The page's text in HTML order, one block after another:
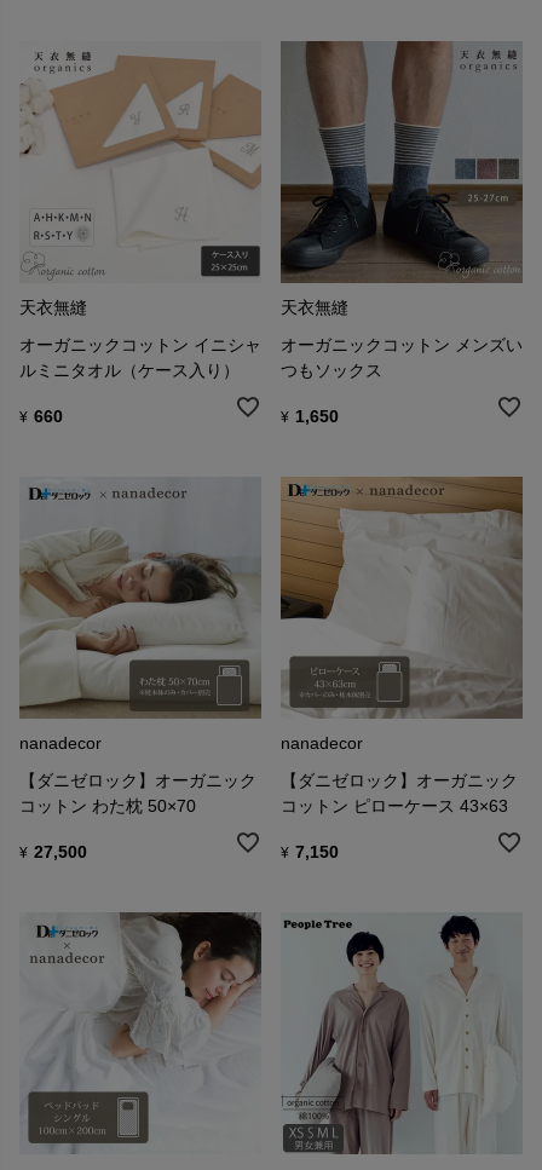
天衣無縫
オーガニックコットン イニシャ
ルミニタオル（ケース入り）
¥ 660
天衣無縫
オーガニックコットン メンズい
つもソックス
¥ 1,650
nanadecor
【ダニゼロック】オーガニック
コットン わた枕 50×70
¥ 27,500
nanadecor
【ダニゼロック】オーガニック
コットン ピローケース 43×63
¥ 7,150